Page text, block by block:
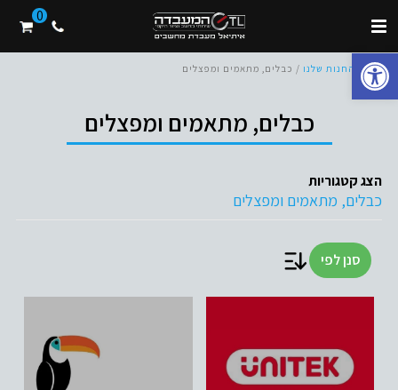
פתח סרגל נגישות
0
בית/ החנות שלנו / כבלים, מתאמים ומפצלים
כבלים, מתאמים ומפצלים
הצג קטגוריות
כבלים, מתאמים ומפצלים
סנן לפי